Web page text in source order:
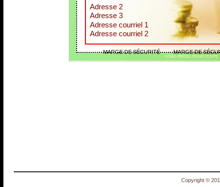
Adresse 2
Adresse 3
Adresse courriel 1
Adresse courriel 2
FOND PERDU POUR COUPE
MARGE DE SÉCURITÉ MARGE DE
Copyright ©